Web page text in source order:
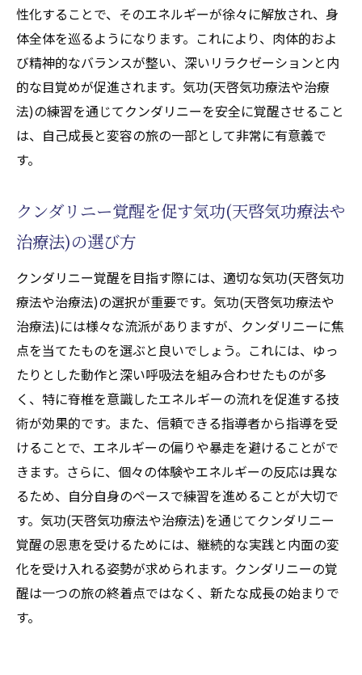
内なる力とクンダリニーの関係性
バランスを保つ気功(天啓気功療法や治療法)
の重要性
クンダリニー覚醒に不可欠なエネルギーバ
ランス
気功(天啓気功療法や治療法)で内なるエネル
気功(天啓気功療法や治療法)とチャクラの調和
が導くクンダリニーの目覚めのプロセス
チャクラと気功(天啓気功療法や治療法)の調
和による変化
クンダリニー目覚めのためのチャクラ活性
化法
気功(天啓気功療法や治療法)でチャクラを整
えクンダリニーを目覚めさせる
チャクラと気功(天啓気功療法や治療法)の統
合が促すクンダリニーの覚醒
クンダリニー覚醒の鍵を握るチャクラと気
功(天啓気功療法や治療法)の関係
チャクラを調和する気功(天啓気功療法や治
療法)とクンダリニーの覚醒
性化することで、そのエネルギーが徐々に解放され、身
体全体を巡るようになります。これにより、肉体的およ
び精神的なバランスが整い、深いリラクゼーションと内
的な目覚めが促進されます。気功(天啓気功療法や治療
法)の練習を通じてクンダリニーを安全に覚醒させること
は、自己成長と変容の旅の一部として非常に有意義で
す。
クンダリニー覚醒を促す気功(天啓気功療法や
治療法)の選び方
クンダリニー覚醒を目指す際には、適切な気功(天啓気功
療法や治療法)の選択が重要です。気功(天啓気功療法や
治療法)には様々な流派がありますが、クンダリニーに焦
点を当てたものを選ぶと良いでしょう。これには、ゆっ
たりとした動作と深い呼吸法を組み合わせたものが多
く、特に脊椎を意識したエネルギーの流れを促進する技
術が効果的です。また、信頼できる指導者から指導を受
けることで、エネルギーの偏りや暴走を避けることがで
きます。さらに、個々の体験やエネルギーの反応は異な
るため、自分自身のペースで練習を進めることが大切で
す。気功(天啓気功療法や治療法)を通じてクンダリニー
覚醒の恩恵を受けるためには、継続的な実践と内面の変
化を受け入れる姿勢が求められます。クンダリニーの覚
醒は一つの旅の終着点ではなく、新たな成長の始まりで
す。